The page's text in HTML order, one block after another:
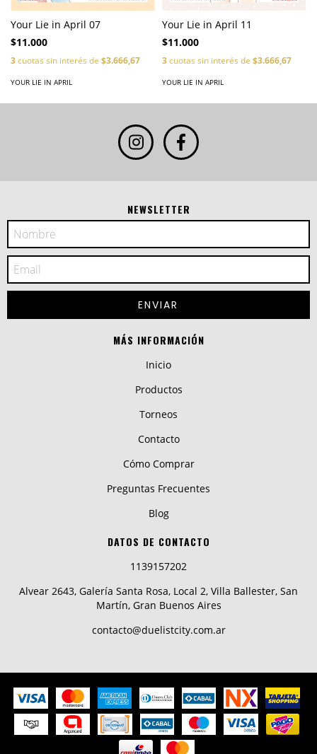
Your Lie in April 07
$11.000
3cuotas sin interés de $3.666,67
YOUR LIE IN APRIL
Your Lie in April 11
$11.000
3cuotas sin interés de $3.666,67
YOUR LIE IN APRIL
NEWSLETTER
MÁS INFORMACIÓN
Inicio
Productos
Torneos
Contacto
Cómo Comprar
Preguntas Frecuentes
Blog
DATOS DE CONTACTO
1139157202
Alvear 2643, Galería Santa Rosa, Local 2, Villa Ballester, San
Martín, Gran Buenos Aires
contacto@duelistcity.com.ar